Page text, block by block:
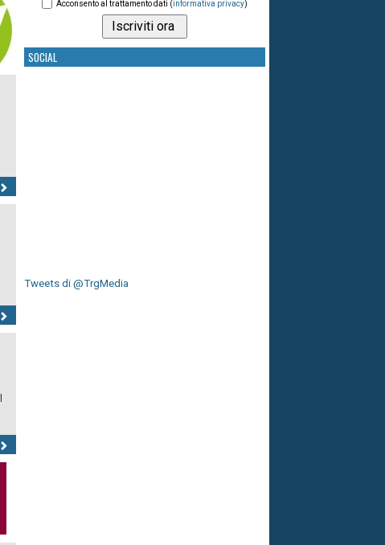
Acconsento al trattamento dati (informativa privacy)
SOCIAL
Tweets di @TrgMedia